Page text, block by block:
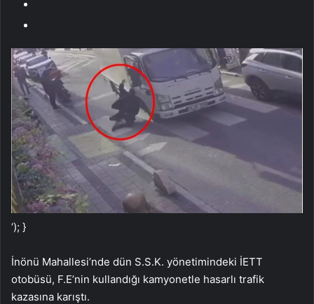
‘); }
İnönü Mahallesi’nde dün S.S.K. yönetimindeki İETT
otobüsü, F.E’nin kullandığı kamyonetle hasarlı trafik
kazasına karıştı.